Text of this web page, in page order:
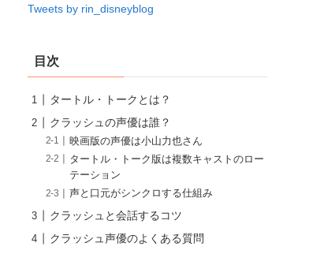
Tweets by rin_disneyblog
目次
タートル・トークとは？
クラッシュの声優は誰？
映画版の声優は小山力也さん
タートル・トーク版は複数キャストのロー
テーション
声と口元がシンクロする仕組み
クラッシュと会話するコツ
クラッシュ声優のよくある質問